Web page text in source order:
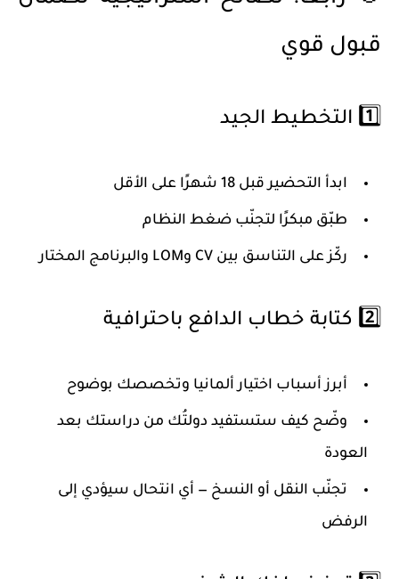
قبول قوي
1️⃣ التخطيط الجيد
ابدأ التحضيرقبل 18 شهرًا على الأقل
طبّق مبكرًا لتجنّب ضغط النظام
ركّز على التناسق بين CV وLOM والبرنامج المختار
2️⃣ كتابة خطاب الدافع باحترافية
أبرز أسباب اختيار ألمانيا وتخصصك بوضوح
وضّح كيف ستستفيد دولتُك من دراستك بعد
العودة
تجنّب النقل أو النسخ — أي انتحال سيؤدي إلى
الرفض